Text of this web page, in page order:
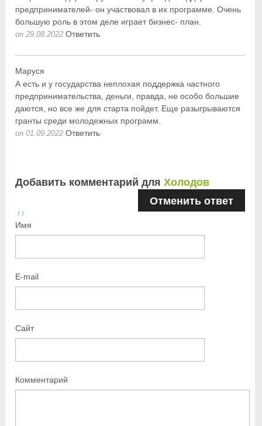
предпринимателей- он участвовал в их программе. Очень
большую роль в этом деле играет бизнес- план.
on 29.08.2022 Ответить
Маруся
А есть и у государства неплохая поддержка частного
предпринимательства, деньги, правда, не особо большие
даются, но все же для старта пойдет. Еще разыгрываются
гранты среди молодежных программ.
on 01.09.2022 Ответить
Добавить комментарий дляХолодов
Отменить ответ
Имя
E-mail
Сайт
Комментарий